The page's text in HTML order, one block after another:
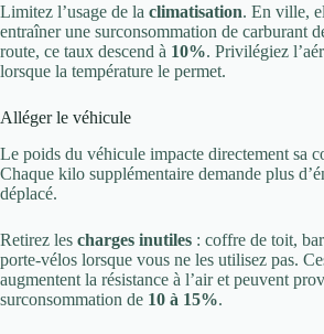
Limitez l’usage de la climatisation. En ville,
entraîner une surconsommation de carburant
route, ce taux descend à 10%. Privilégiez
lorsque la température le permet.
Alléger le véhicule
Le poids du véhicule impacte directement sa
Chaque kilo supplémentaire demande plus
déplacé.
Retirez les charges inutiles : coffre de toit,
porte-vélos lorsque vous ne les utilisez pas.
augmentent la résistance à l’air et peuvent
surconsommation de 10 à 15%.